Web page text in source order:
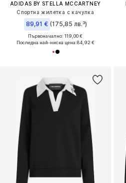
ADIDAS BY STELLA MCCARTNEY
Спортна жилетка с качулка
89,91 € (175,85 лв.³)
Първоначално: 119,00 €
Последна най-ниска цена:84,92 €